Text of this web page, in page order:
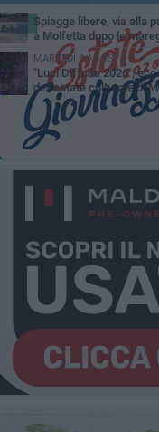
VENERDÌ 7 AGOSTO
Spiagge libere, via alla
a Molfetta dopo le
MARTEDÌ 4 AGOSTO
"Luci Diffuse 2026",
dell'estate culturale di